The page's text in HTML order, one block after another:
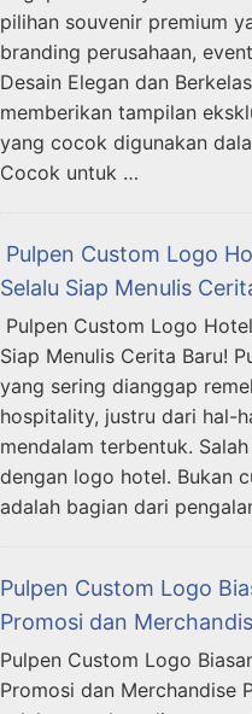
pilihan souvenir premium
branding perusahaan,
Desain Elegan dan
memberikan tampilan
yang cocok digunakan
Cocok untuk …
Pulpen Custom Logo
Selalu Siap Menulis
Pulpen Custom Logo
Siap Menulis Cerita Baru!
yang sering dianggap
hospitality, justru dari hal-
mendalam terbentuk.
dengan logo hotel. Bukan
adalah bagian dari
Pulpen Custom Logo
Promosi dan
Pulpen Custom Logo
Promosi dan Merchandise